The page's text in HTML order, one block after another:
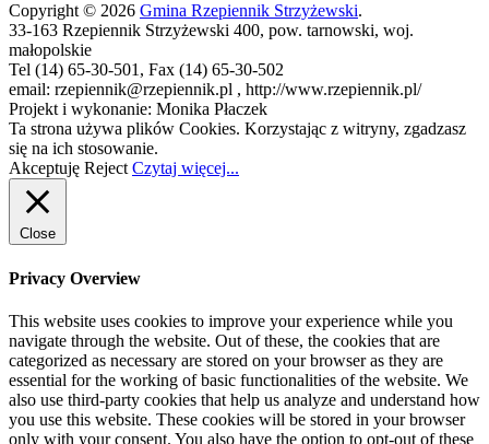
Copyright © 2026 Gmina Rzepiennik Strzyżewski.
33-163 Rzepiennik Strzyżewski 400, pow. tarnowski, woj.
małopolskie
Tel (14) 65-30-501, Fax (14) 65-30-502
email: rzepiennik@rzepiennik.pl , http://www.rzepiennik.pl/
Projekt i wykonanie: Monika Płaczek
Ta strona używa plików Cookies. Korzystając z witryny, zgadzasz
się na ich stosowanie.
Akceptuję Reject Czytaj więcej...
Close
Privacy Overview
This website uses cookies to improve your experience while you
navigate through the website. Out of these, the cookies that are
categorized as necessary are stored on your browser as they are
essential for the working of basic functionalities of the website. We
also use third-party cookies that help us analyze and understand how
you use this website. These cookies will be stored in your browser
only with your consent. You also have the option to opt-out of these